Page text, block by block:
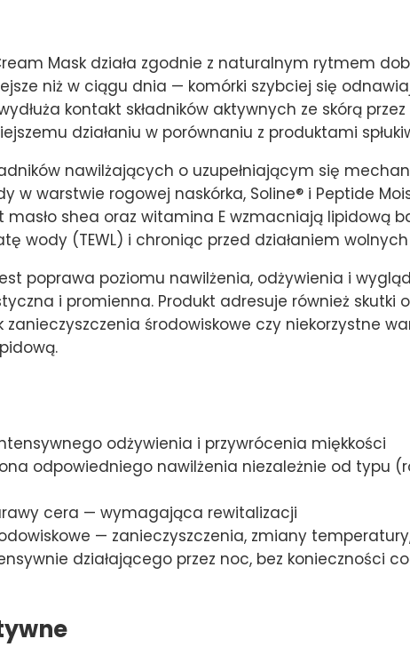
Mask działa zgodnie z naturalnym rytmem
niż w ciągu dnia — komórki szybciej się
kontakt składników aktywnych ze skórą
działaniu w porównaniu z produktami
nawilżających o uzupełniającym się
w warstwie rogowej naskórka, Soline® i Peptide
shea oraz witamina E wzmacniają lipidową
wody (TEWL) i chroniąc przed działaniem
poprawa poziomu nawilżenia, odżywienia i
i promienna. Produkt adresuje również skutki
środowiskowe czy niekorzystne
odżywienia i przywrócenia miękkości
odpowiedniego nawilżenia niezależnie od typu
cera — wymagająca rewitalizacji
— zanieczyszczenia, zmiany
działającego przez noc, bez konieczności